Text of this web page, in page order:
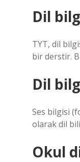
Dil
TYT, dil
bir derstir.
Dil
Ses bilgisi
olarak dil
Okul